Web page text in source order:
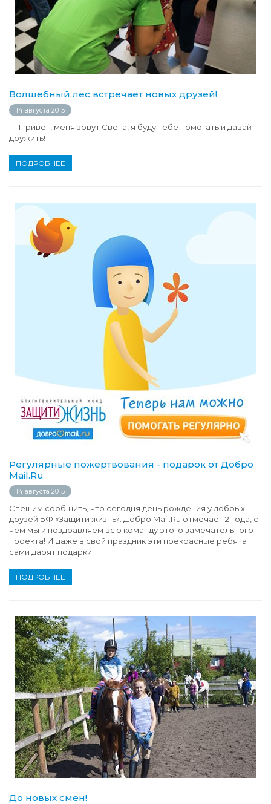
Волшебный лес встречает новых друзей!
14 августа 2015
— Привет, меня зовут Света, я буду тебе помогать и давай
дружить!
ПОДРОБНЕЕ
Регулярные пожертвования - подарок от Добро
Mail.Ru
14 августа 2015
Спешим сообщить, что сегодня день рождения у добрых
друзей БФ «Защити жизнь». Добро Mail.Ru отмечает 2 года, с
чем мы и поздравляем всю команду этого замечательного
проекта! И даже в свой праздник эти прекрасные ребята
сами дарят подарки.
ПОДРОБНЕЕ
До новых смен!